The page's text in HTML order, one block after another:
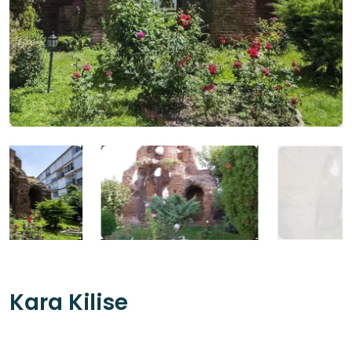
Kara Kilise